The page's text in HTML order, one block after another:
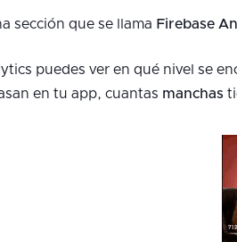
sección que se llama Firebase
puedes ver en qué nivel se
en tu app, cuantas manchas